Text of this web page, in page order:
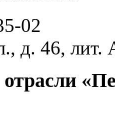
02
д. 46, лит.